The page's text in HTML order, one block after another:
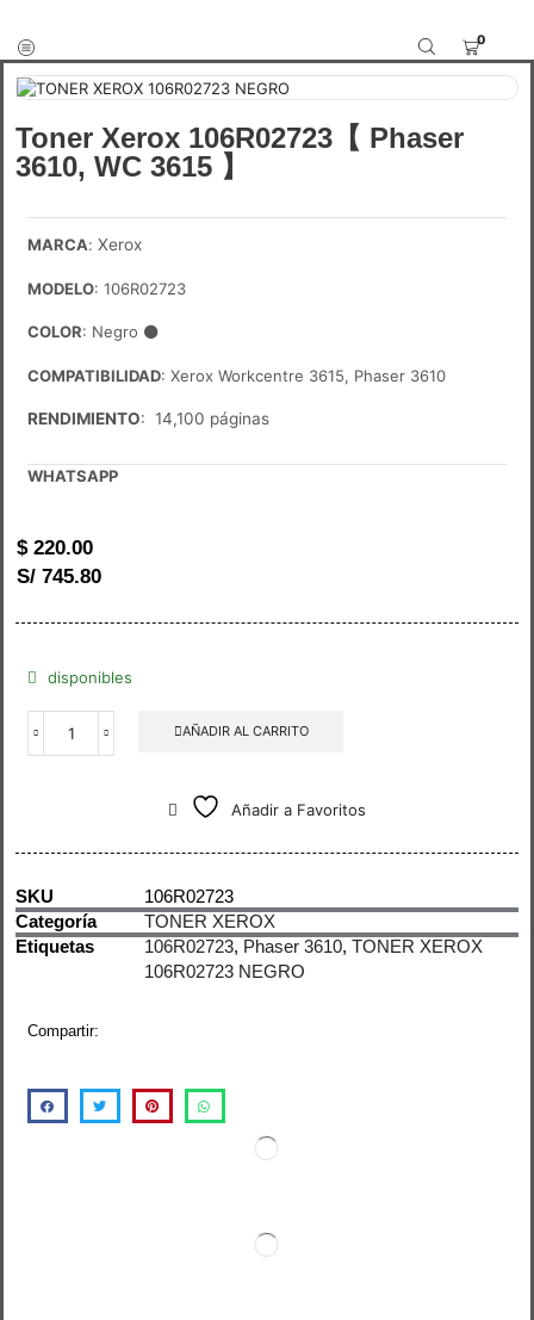
0
Toner Xerox 106R02723【 Phaser
3610, WC 3615 】
MARCA: Xerox
MODELO: 106R02723
COLOR: Negro ⚫
COMPATIBILIDAD: Xerox Workcentre 3615, Phaser 3610
RENDIMIENTO: 14,100 páginas
WHATSAPP
$220.00
S/ 745.80
disponibles
AÑADIR AL CARRITO
Añadir a Favoritos
SKU
106R02723
Categoría
TONER XEROX
Etiquetas
106R02723, Phaser 3610, TONER XEROX
106R02723 NEGRO
Compartir: